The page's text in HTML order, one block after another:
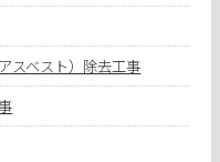
スベスト）除去工事